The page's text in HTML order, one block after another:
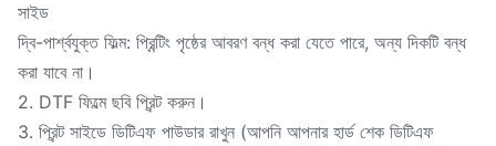
সাইড
দ্বি-পার্শ্বযুক্ত ফিল্ম: প্রিন্টিং পৃষ্ঠের আবরণ বন্ধ করা যেতে পারে, অন্য দিকটি বন্ধ
করা যাবে না।
2. DTF ফিল্মে ছবি প্রিন্ট করুন।
3. প্রিন্ট সাইডে ডিটিএফ পাউডার রাখুন (আপনি আপনার হার্ড শেক ডিটিএফ